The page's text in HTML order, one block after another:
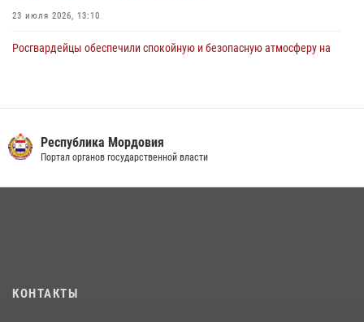
23 июля 2026, 13:10
Росгвардейцы обеспечили спокойную и безопасную атмосферу на
обеспечили безопасность на футбольных мероприятиях: от
регионального турнира до Суперкубка России
содействии сотрудников Росгвардии
Республика Мордовия
Портал органов государственной власти
КОНТАКТЫ